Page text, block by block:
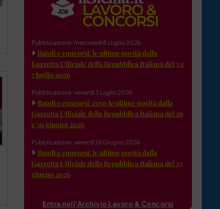
Pubblicazione: mercoledì 8 Luglio 2026
Bandi e concorsi: le ultime novità dalla
Gazzetta Ufficiale della Repubblica Italiana del 3 e
7 luglio 2026
Pubblicazione: venerdì 3 Luglio 2026
Bandi e concorsi: ecco le ultime novità dalla
Gazzetta Ufficiale della Repubblica Italiana del 26
e 30 giugno 2026
Pubblicazione: venerdì 26 Giugno 2026
Bandi e concorsi: le ultime novità dalla
Gazzetta Ufficiale della Repubblica Italiana del 23
giugno 2026
Entra nell'Archivio Lavoro & Concorsi